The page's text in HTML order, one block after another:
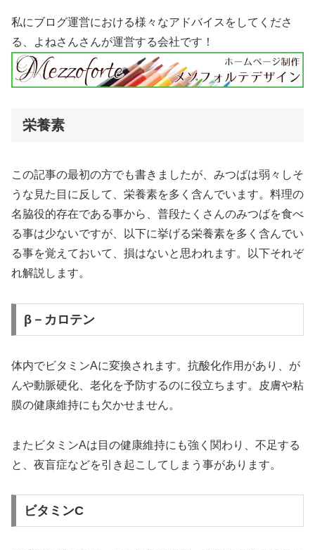
私にブログ運営における様々なアドバイスをしてくださ
る、よねさんさんが運営する会社です！
栄養素
この記事の最初の方でも書きましたが、みつばは弱々しそ
うな見た目に反して、栄養素を多く含んでいます。料理の
名脇役的存在である事から、普段たくさんのみつばを食べ
る事は少ないですが、以下に挙げる栄養素を多く含んでい
る事を覚えておいて、損はないと思われます。以下それぞ
れ解説します。
β－カロテン
体内でビタミンAに変換されます。抗酸化作用があり、が
んや動脈硬化、老化を予防するのに役立ちます。皮膚や粘
膜の健康維持にも欠かせません。
またビタミンAは目の健康維持にも強く関わり、不足する
と、夜盲症などを引き起こしてしまう事があります。
ビタミンC